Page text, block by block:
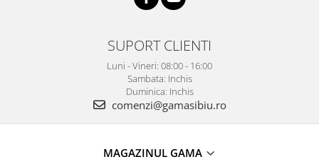
SUPORT CLIENTI
Luni - Vineri: 08:00 - 16:00
Sambata: Inchis
Duminica: Inchis
comenzi@gamasibiu.ro
MAGAZINUL GAMA